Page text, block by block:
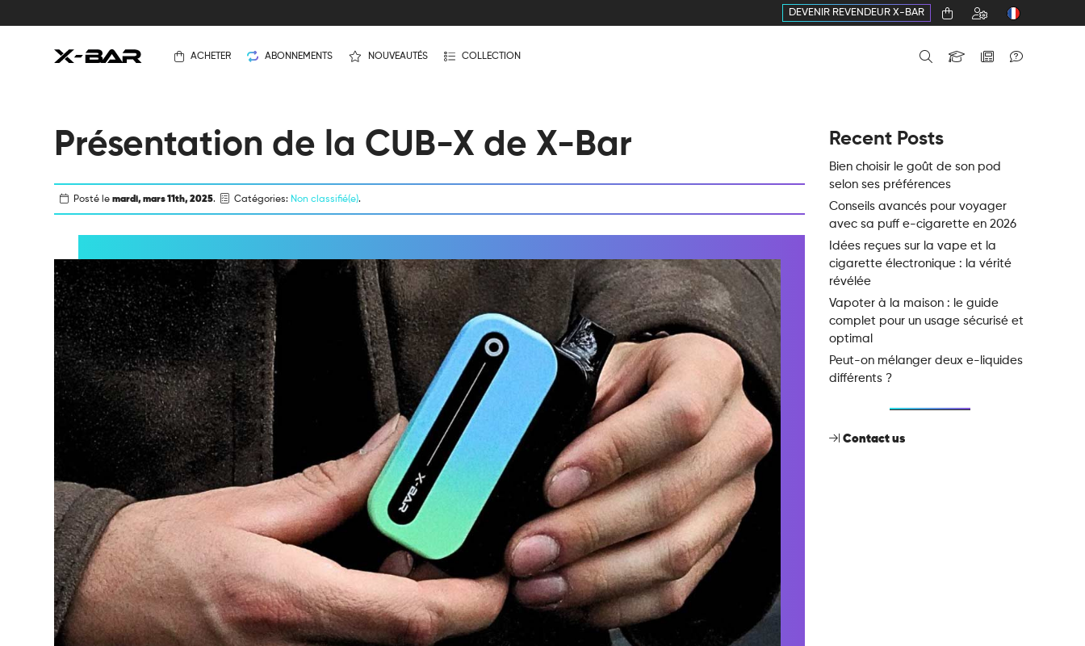
DEVENIR REVENDEUR X-BAR
ACHETER ABONNEMENTS NOUVEAUTÉS COLLECTION
Présentation de la CUB-X de X-Bar
Posté lemardi, mars 11th, 2025. Catégories: Non classifié(e).
Recent Posts
Bien choisir le goût de son pod
selon ses préférences
Conseils avancés pour voyager
avec sa puff e-cigarette en 2026
Idées reçues sur la vape et la
cigarette électronique : la vérité
révélée
Vapoter à la maison : le guide
complet pour un usage sécurisé et
optimal
Peut-on mélanger deux e-liquides
différents ?
Contact us